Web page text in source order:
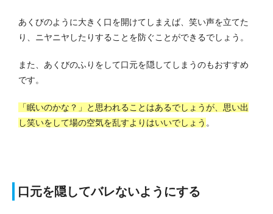
あくびのように大きく口を開けてしまえば、笑い声を立てた
り、ニヤニヤしたりすることを防ぐことができるでしょう。
また、あくびのふりをして口元を隠してしまうのもおすすめ
です。
「眠いのかな？」と思われることはあるでしょうが、思い出
し笑いをして場の空気を乱すよりはいいでしょう 。
口元を隠してバレないようにする